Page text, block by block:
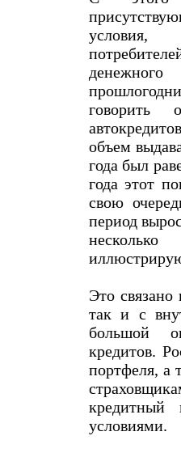
условия,
говорить
объем
года был
года этот
свою
период
Это
так и с
большой
кредитов.
портфеля, а
кредитный
условиями.